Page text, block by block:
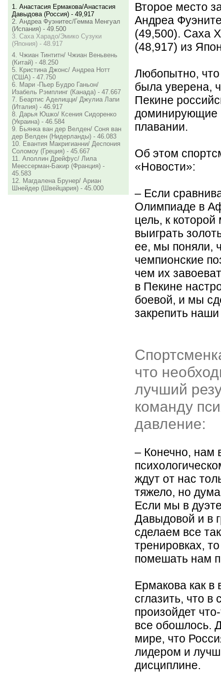
1. Анастасия Ермакова/Анастасия
Давыдова (Россия) - 49,917
2. Андреа Фуэнитес/Гемма Менгуал
(Испания) - 49.500
3. Саха Харадо/Эмико Сузуки
(Япония) - 48.917
4. Чжиан Тинтитн/ Чжиан Веньвень
(Китай) - 48.250
5. Кристина Джонс/ Андреа Нотт
(США) - 47.750
6. Мари -Пьер Будро Ганьон/
Изабель Рэмплинг (Канада) - 47.667
7. Беартис Аделицци/ Джулиа Лапи
(Италия) - 46.917
8. Дарья Юшко/ Ксения Сидоренко
(Украина) - 46.584
9. Бьянка ван дер Велден/ Соня ван
дер Велден (Нидерланды) - 46.083
10. Евантия Макригианни/ Деспония
Соломоу (Греция) - 45.667
11. Аполлин Дрейфус/ Лила
Меессерман-Бакир (Франция) -
45.583
12. Магдалена Брунер/ Ариан
Шнейдер (Швейцария) - 45.000
Второе место
Андреа
(49,500). Саха
(48,917) из
Любопытно,
была уверена,
Пекине
доминирующие
плавании.
Об этом
«Новости»:
– Если
Олимпиаде в
цель, к
выиграть
ее, мы поняли,
чемпионские
чем их
в Пекине
боевой, и мы
закрепить
что
лучший
команду
давление:
– Конечно, нам
ждут от нас
тяжело, но
Если мы в
Давыдовой и в
сделаем все
тренировках,
помешать нам
Ермакова как в
сглазить, что
произойдет
все обошлось.
мире, что
лидером и
дисциплине.